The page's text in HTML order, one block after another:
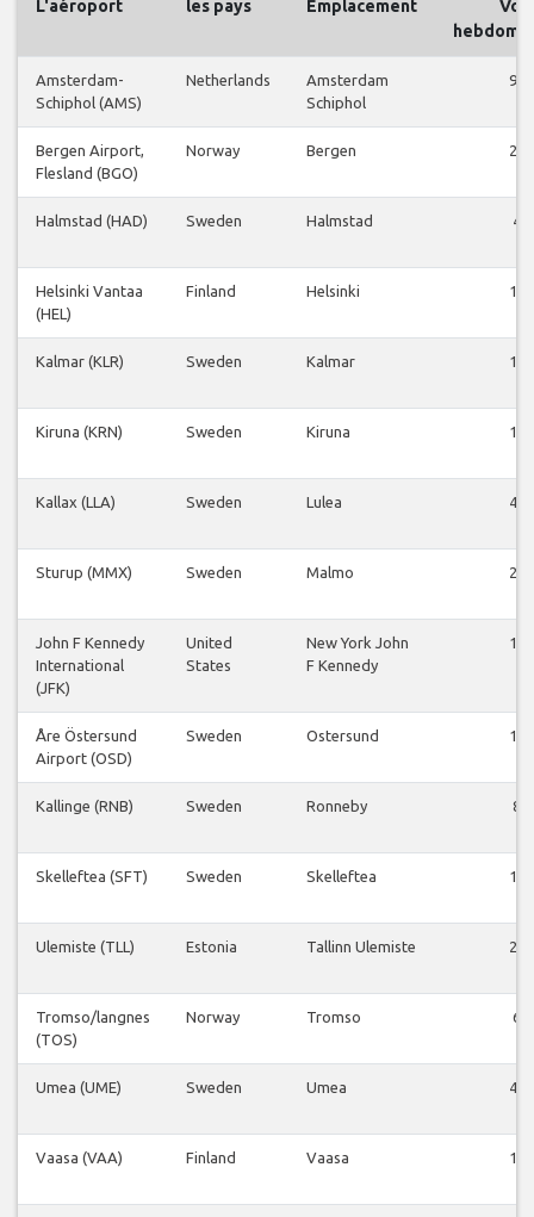
L'aéroport les pays Emplacement
Vols
Amsterdam-
Schiphol (AMS)
Netherlands
Amsterdam
Schiphol
96
Bergen Airport,
Flesland (BGO)
Norway Bergen 20
Halmstad (HAD) Sweden Halmstad 4
Helsinki Vantaa
(HEL)
Finland Helsinki 18
Kalmar (KLR) Sweden Kalmar 12
Kiruna (KRN) Sweden Kiruna 14
Kallax (LLA) Sweden Lulea 48
Sturup (MMX) Sweden Malmo 24
John F Kennedy
International
(JFK)
United
States
New York John
F Kennedy
14
Åre Östersund
Airport (OSD)
Sweden Ostersund 18
Kallinge (RNB) Sweden Ronneby 8
Skelleftea (SFT) Sweden Skelleftea 14
Ulemiste (TLL) Estonia Tallinn Ulemiste 26
Tromso/langnes
(TOS)
Norway Tromso 6
Umea (UME) Sweden Umea 46
Vaasa (VAA) Finland Vaasa 18